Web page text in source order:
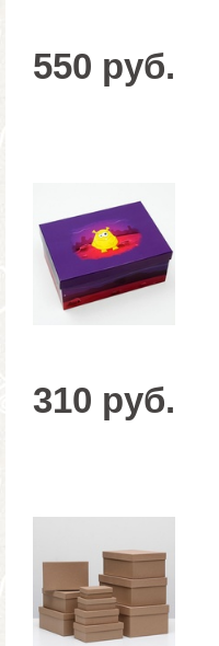
550 руб.
310 руб.